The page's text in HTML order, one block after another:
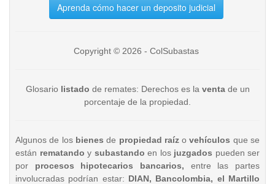
Aprenda cómo hacer un deposito judicial
Copyright © 2026 - ColSubastas
Glosario listado de remates: Derechos es la ventade un
porcentaje de la propiedad.
Algunos de los bienesde propiedad raízo vehículos que se
están rematando y subastando en los juzgados pueden ser
por procesos hipotecarios bancarios, entre las partes
involucradas podrían estar: DIAN, Bancolombia, el Martillo